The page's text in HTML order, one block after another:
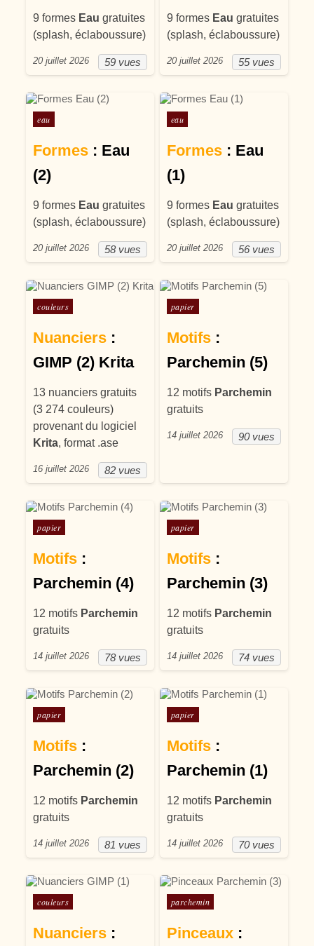
9 formes Eau gratuites
(splash, éclaboussure)
59 vues
20 juillet 2026
9 formes Eau gratuites
(splash, éclaboussure)
55 vues
20 juillet 2026
Posté dans
eau
Formes : Eau
(2)
9 formes Eau gratuites
(splash, éclaboussure)
58 vues
20 juillet 2026
Posté dans
eau
Formes: Eau
(1)
9 formes Eau gratuites
(splash, éclaboussure)
56 vues
20 juillet 2026
Posté dans
couleurs
Nuanciers :
GIMP (2) Krita
13 nuanciers gratuits
(3 274 couleurs)
provenant du logiciel
Krita, format .ase
82 vues
16 juillet 2026
Posté dans
papier
Motifs:
Parchemin (5)
12 motifs Parchemin
gratuits
90 vues
14 juillet 2026
Posté dans
papier
Motifs :
Parchemin (4)
12 motifs Parchemin
gratuits
78 vues
14 juillet 2026
Posté dans
papier
Motifs:
Parchemin (3)
12 motifs Parchemin
gratuits
74 vues
14 juillet 2026
Posté dans
papier
Motifs :
Parchemin (2)
12 motifs Parchemin
gratuits
81 vues
14 juillet 2026
Posté dans
papier
Motifs:
Parchemin (1)
12 motifs Parchemin
gratuits
70 vues
14 juillet 2026
Posté dans
couleurs
Nuanciers :
Posté dans
parchemin
Pinceaux: